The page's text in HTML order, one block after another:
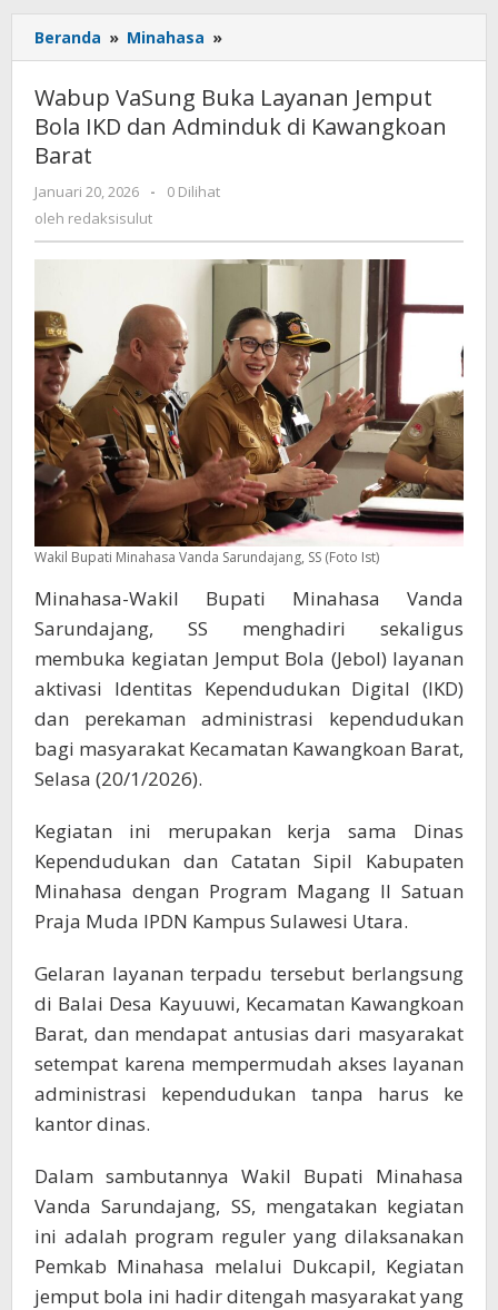
Beranda » Minahasa »
VaSung
Buka
Layanan
Jemput
di
Kawangkoan
Wabup VaSung Buka Layanan Jemput
Bola IKD dan Adminduk di Kawangkoan
Barat
Januari 20, 2026
oleh
redaksisulut
-
0 Dilihat
oleh redaksisulut
Wakil Bupati Minahasa Vanda Sarundajang, SS (Foto Ist)
Minahasa-Wakil Bupati Minahasa Vanda
Sarundajang, SS menghadiri sekaligus
membuka kegiatan Jemput Bola (Jebol) layanan
aktivasi Identitas Kependudukan Digital (IKD)
dan perekaman administrasi kependudukan
bagi masyarakat Kecamatan Kawangkoan Barat,
Selasa (20/1/2026).
Kegiatan ini merupakan kerja sama Dinas
Kependudukan dan Catatan Sipil Kabupaten
Minahasa dengan Program Magang II Satuan
Praja Muda IPDN Kampus Sulawesi Utara.
Gelaran layanan terpadu tersebut berlangsung
di Balai Desa Kayuuwi, Kecamatan Kawangkoan
Barat, dan mendapat antusias dari masyarakat
setempat karena mempermudah akses layanan
administrasi kependudukan tanpa harus ke
kantor dinas.
Dalam sambutannya Wakil Bupati Minahasa
Vanda Sarundajang, SS, mengatakan kegiatan
ini adalah program reguler yang dilaksanakan
Pemkab Minahasa melalui Dukcapil, Kegiatan
jemput bola ini hadir ditengah masyarakat yang